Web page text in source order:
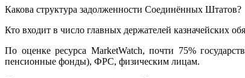
Какова структура задолженности Соединённых Штатов?
Кто входит в число главных держателей казначейских
По оценке ресурса MarketWatch, почти 75%
пенсионные фонды), ФРС, физическим лицам.